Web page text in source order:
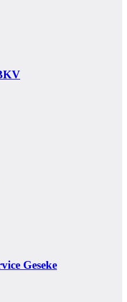
Geseke